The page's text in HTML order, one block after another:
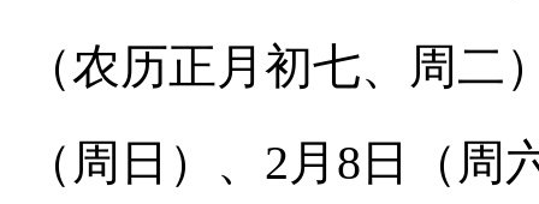
（农历正月初七、周二
（周日）、2月8日（周